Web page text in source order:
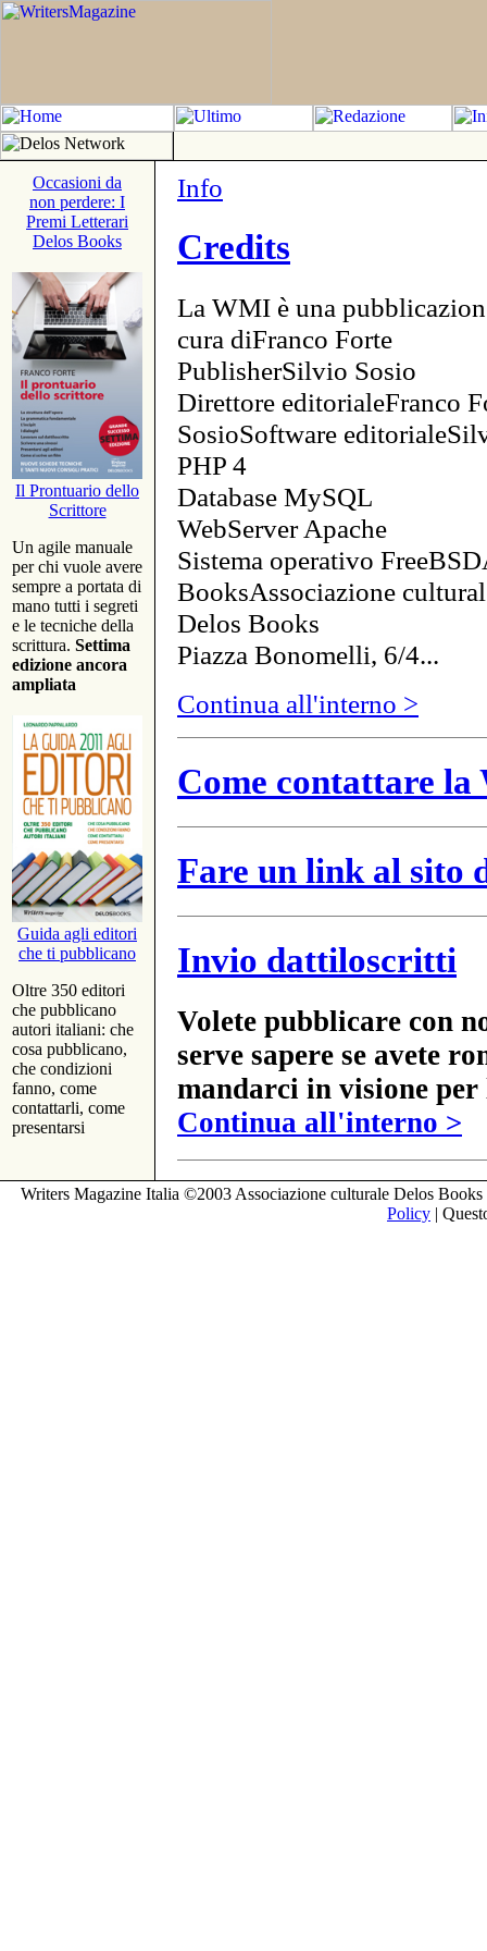
Occasioni da
non perdere: I
Premi Letterari
Delos Books
Il Prontuario dello
Scrittore
Un agile manuale
per chi vuole avere
sempre a portata di
mano tutti i segreti
e le tecniche della
scrittura. Settima
edizione ancora
ampliata
Guida agli editori
che ti pubblicano
Oltre 350 editori
che pubblicano
autori italiani: che
cosa pubblicano,
che condizioni
fanno, come
contattarli, come
presentarsi
Info
Credits
La WMI è una
cura diFranco Forte
PublisherSilvio Sosio
Direttore editorialeFranco
SosioSoftware
PHP 4
Database MySQL
WebServer Apache
Sistema operativo
BooksAssociazione
Delos Books
Piazza Bonomelli, 6/4...
Continua all'interno >
Come contattare
Fare un link al sito
Invio dattiloscritti
Volete pubblicare con
serve sapere se avete
mandarci in visione
Continua all'interno >
Writers Magazine Italia ©2003 Associazione culturale Delos
Policy |